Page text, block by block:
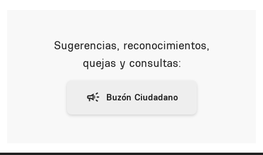
Sugerencias, reconocimientos,
quejas y consultas: